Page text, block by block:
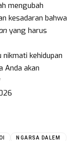
mengubah
kesadaran bahwa
yang harus
kehidupan
Anda akan
NGARSA DALEM